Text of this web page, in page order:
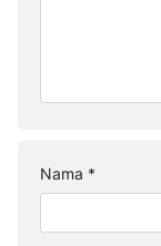
Nama *